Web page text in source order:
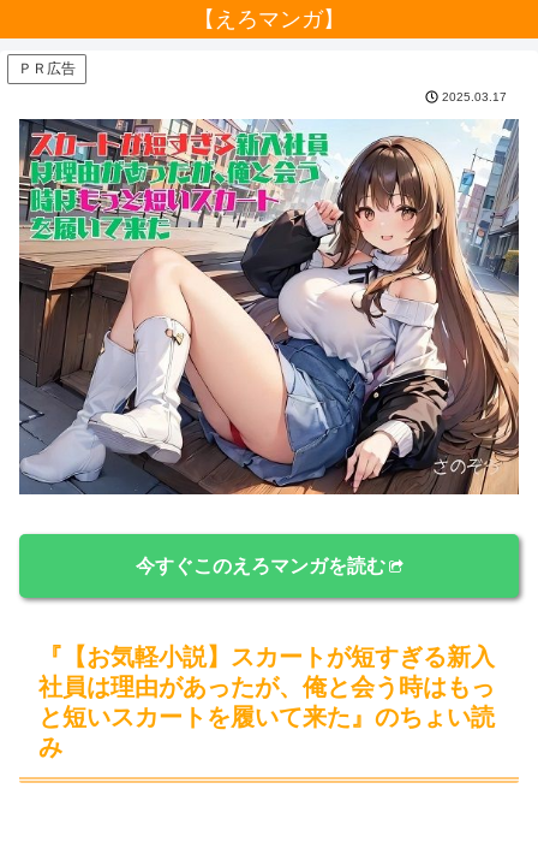
【えろマンガ】
ＰＲ広告
2025.03.17
今すぐこのえろマンガを読む
『【お気軽小説】スカートが短すぎる新入
社員は理由があったが、俺と会う時はもっ
と短いスカートを履いて来た』のちょい読
み